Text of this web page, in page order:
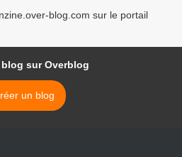
blog.com sur le portail
blog sur Overblog
un blog